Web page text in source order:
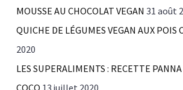
MOUSSE AU CHOCOLAT VEGAN 31 août
QUICHE DE LÉGUMES VEGAN AUX POIS
2020
LES SUPERALIMENTS : RECETTE